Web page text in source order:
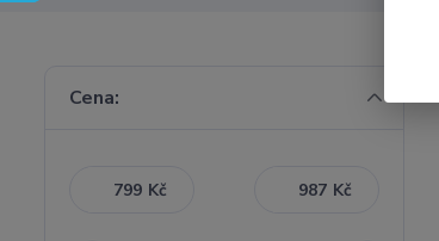
Cena:
Kč Kč